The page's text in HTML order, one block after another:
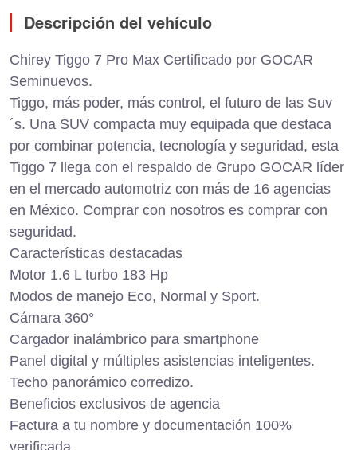
Descripción del vehículo
Chirey Tiggo 7 Pro Max Certificado por GOCAR
Seminuevos.
Tiggo, más poder, más control, el futuro de las Suv
´s. Una SUV compacta muy equipada que destaca
por combinar potencia, tecnología y seguridad, esta
Tiggo 7 llega con el respaldo de Grupo GOCAR líder
en el mercado automotriz con más de 16 agencias
en México. Comprar con nosotros es comprar con
seguridad.
Características destacadas
Motor 1.6 L turbo 183 Hp
Modos de manejo Eco, Normal y Sport.
Cámara 360°
Cargador inalámbrico para smartphone
Panel digital y múltiples asistencias inteligentes.
Techo panorámico corredizo.
Beneficios exclusivos de agencia
Factura a tu nombre y documentación 100%
verificada